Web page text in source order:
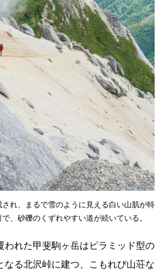
れ、まるで雪のように見える白い山肌が特
、砂礫のくずれやすい道が続いている。
われた甲斐駒ヶ岳はピラミッド型の
なる北沢峠に建つ、こもれび山荘な